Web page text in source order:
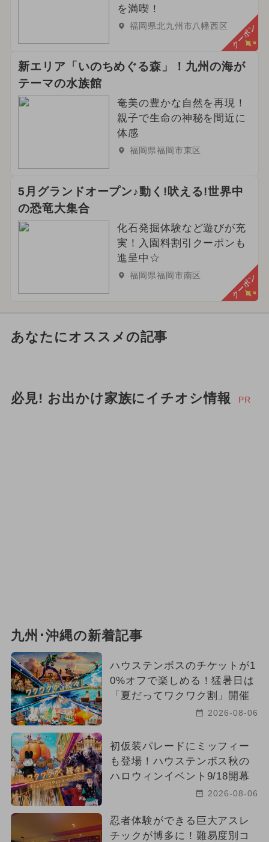
を満喫！
福岡県北九州市八幡西区 クーポン
新エリア「いのちめぐる森」！九州の海が
テーマの水族館
奄美の豊かな自然を再現！
親子で生命の神秘を間近に
体感
福岡県福岡市東区
5月グランドオープン♪動く!吠える!世界中
の恐竜大集合
化石発掘体験など遊びが充
実！入園料割引クーポンも
進呈中☆
福岡県福岡市南区 クーポン
あなたにオススメの記事
必見! お出かけ家族にイチオシ情報 PR
九州･沖縄の新着記事
ハウステンボスのチケットが1
0%オフで楽しめる！猛暑日は
「夏だってワクワク割」開催
2026-08-06
初仮装パレードにミッフィー
も登場！ハウステンボス秋の
ハロウィンイベント9/18開幕
2026-08-06
忍者体験ができる巨大アスレ
チックが博多に！難易度別コ